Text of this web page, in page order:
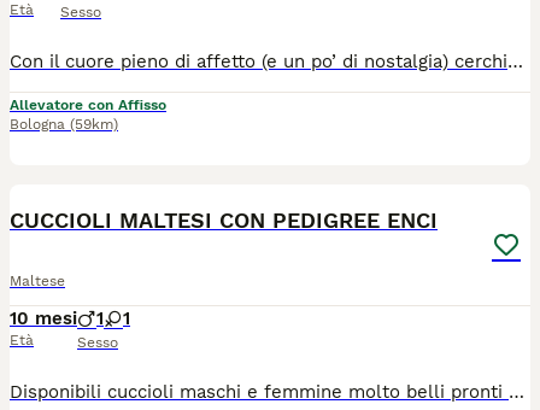
Età Sesso
Con il cuore pieno di affetto (e un po’ di nostalgia) cerchiamo per il nostro dolcissimo Maltese una famiglia speciale che lo ami davvero. 💖 Inizialmente pensato come futuro papà dei nostri cuccioli, la vita ha deciso per noi un’altra strada… e ora il nostro piccolo merita di trovare una casa tutta sua, piena di carezze, coccole e sorrisi. ✨ Chi è lui: Razza: Maltese Età: 11 mesi Carattere: un tesoro di cane, dolce, socievole e affettuoso. Ama il contatto umano e sa donare amore in ogni sguardo. È il compagno perfetto per chi vuole un amico fedele e tenero. Salute: ottima! Vaccinazioni complete, microchip, sverminazioni, libretto sanitario e pedigree ENCI. 📍 Dove si trova: Solarolo (RA), vicino a Imola 📞 Contatti:3386303108 💰 È richiesto un rimborso spese Il nostro sogno più grande è che trovi qualcuno che lo ami come noi lo amiamo, una famiglia che sappia riempire la sua vita di carezze, giochi e calore. 🐾❤️
Allevatore con Affisso
Bologna (59km)
CUCCIOLI MALTESI CON PEDIGREE ENCI
Maltese
10 mesi
Età
1 1
Sesso
Disponibili cuccioli maschi e femmine molto belli pronti alla consegna alla nuova famiglia. I cuccioli che noi proponiamo sono tutti nati rigorosamente presso il nostro allevamento riconosciuto ENCI e FCI di cui sono visibili i genitori. I cani vengono consegnati dopo i 3 mesi di età con: ✔️ Pedigree ENCI e documentazione sanitaria completa ✔️Microchip inserito, quindi già iscritto all'anagrafe canina ✔️ Ciclo di vaccinazioni completo ✔️ Sverminazione ✔️ Libretto sanitario ✔️ Abituati a fare i bisogni sulla traversina assorbente ✔️Mangiano crocchette secche Peso adulti: 2,7-3,5kg 📍 Vieni a conoscerci: 👉Allevamento della famiglia Contarini – Solarolo, Emilia Romagna 📞 Contattaci ora per maggiori info e prezzi, visite tutti i giorni previo appuntamento:3386303108 (se non vedete il numero potete trovarlo in alto a destra cliccando il bottone verde "mostra numero") 🌐www.canimaltesi.it INSTAGRAM: @allevamentofamigliacontarini